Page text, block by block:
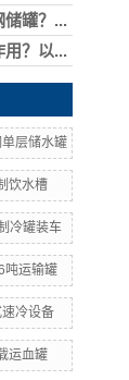
储罐？...
用？以...
层储水罐
饮水槽
冷罐装车
吨运输罐
冷设备
运血罐